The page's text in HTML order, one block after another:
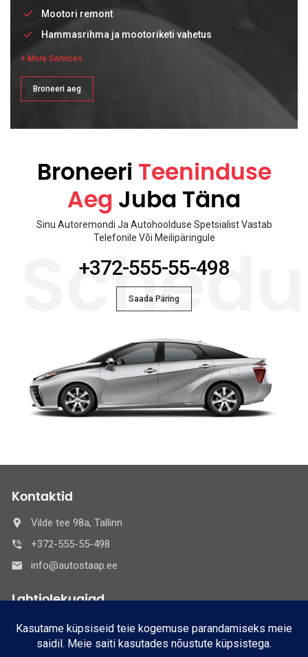
Mootori remont
Hammasrihma ja mootoriketi vahetus
+ More Services
Broneeri aeg
Broneeri Teeninduse
Aeg Juba Täna
Sinu Autoremondi Ja Autohoolduse Spetsialist Vastab
Telefonile Või Meilipäringule
+372-555-55-498
Saada Päring
Kontaktid
Vilde tee 98a, Tallinn
+372-555-55-498
info@autostaap.ee
Lahtiolekuajad
E-R8:30 - 17:30
Nädalavahetused:Suletud